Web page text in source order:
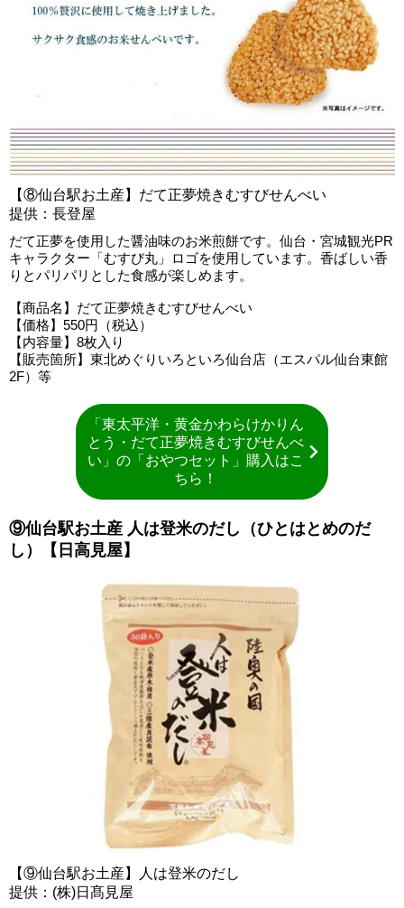
【⑧仙台駅お土産】だて正夢焼きむすびせんべい
提供：長登屋
だて正夢を使用した醤油味のお米煎餅です。仙台・宮城観光PR
キャラクター「むすび丸」ロゴを使用しています。香ばしい香
りとパリパリとした食感が楽しめます。
【商品名】だて正夢焼きむすびせんべい
【価格】550円（税込）
【内容量】8枚入り
【販売箇所】東北めぐりいろといろ仙台店（エスパル仙台東館
2F）等
「東太平洋・黄金かわらけかりん
とう・だて正夢焼きむすびせんべ
い」の「おやつセット」購入はこ
ちら！
⑨仙台駅お土産 人は登米のだし（ひとはとめのだ
し）【日高見屋】
【⑨仙台駅お土産】人は登米のだし
提供：(株)日髙見屋